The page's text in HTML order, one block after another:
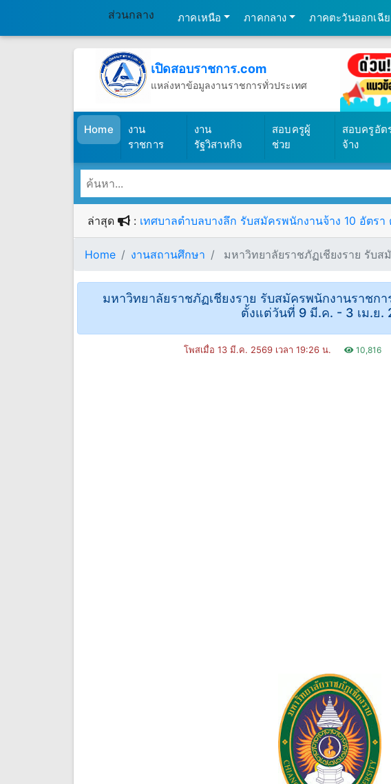
ส่วนกลาง ภาคเหนือ ภาคกลาง ภาคตะวันออกเฉีย
เปิดสอบราชการ.com
แหล่งหาข้อมูลงานราชการทั่วประเทศ
Home(เปิดสอบราชการ)
งาน
ราชการ
งาน
รัฐวิสาหกิจ
สอบครูผู้
ช่วย
สอบครูอัต
จ้าง
ล่าสุด : เทศบาลตำบลบางลึก รับสมัครพนักงานจ้าง 10 อัตร
Home งานสถานศึกษา มหาวิทยาลัยราชภัฏเชียงราย รับส
มหาวิทยาลัยราชภัฏเชียงราย รับสมัครพนักงานราชกา
ตั้งแต่วันที่ 9 มี.ค. - 3 เม.ย.
โพสเมื่อ 13 มี.ค. 2569 เวลา 19:26 น. 10,816